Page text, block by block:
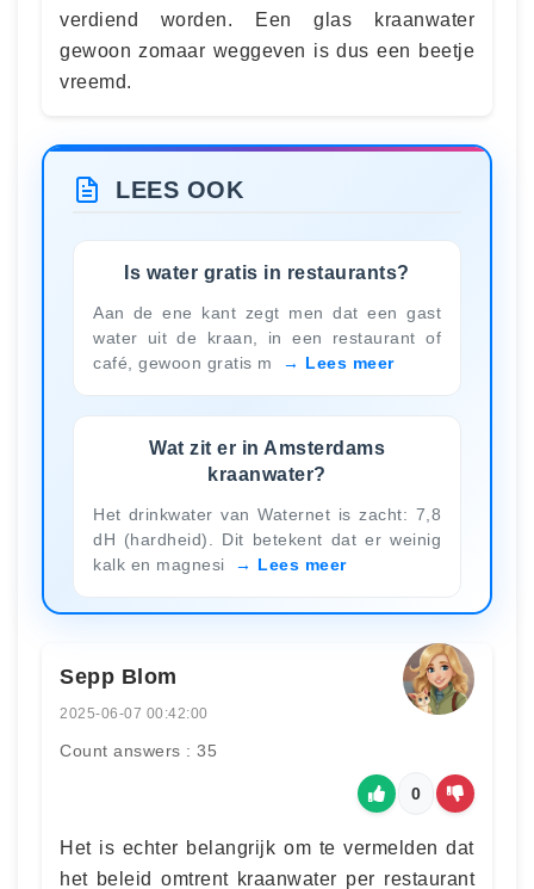
verdiend worden. Een glas kraanwater
gewoon zomaar weggeven is dus een beetje
vreemd.
LEES OOK
Is water gratis in restaurants?
Aan de ene kant zegt men dat een gast
water uit de kraan, in een restaurant of
café, gewoon gratis m
Lees meer
Wat zit er in Amsterdams
kraanwater?
Het drinkwater van Waternet is zacht: 7,8
dH (hardheid). Dit betekent dat er weinig
kalk en magnesi
Lees meer
Sepp Blom
2025-06-07 00:42:00
Count answers : 35
0
Het is echter belangrijk om te vermelden dat
het beleid omtrent kraanwater per restaurant